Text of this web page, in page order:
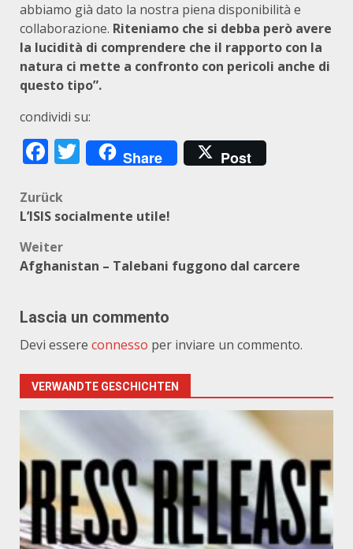
abbiamo già dato la nostra piena disponibilità e
collaborazione. Riteniamo che si debba però avere
la lucidità di comprendere che il rapporto con la
natura ci mette a confronto con pericoli anche di
questo tipo”.
condividi su:
Facebook
Twitter
Share Post
Beitragsnavigation
Zurück
L’ISIS socialmente utile!
Weiter
Afghanistan – Talebani fuggono dal carcere
Lascia un commento
Devi essere connesso per inviare un commento.
VERWANDTE GESCHICHTEN